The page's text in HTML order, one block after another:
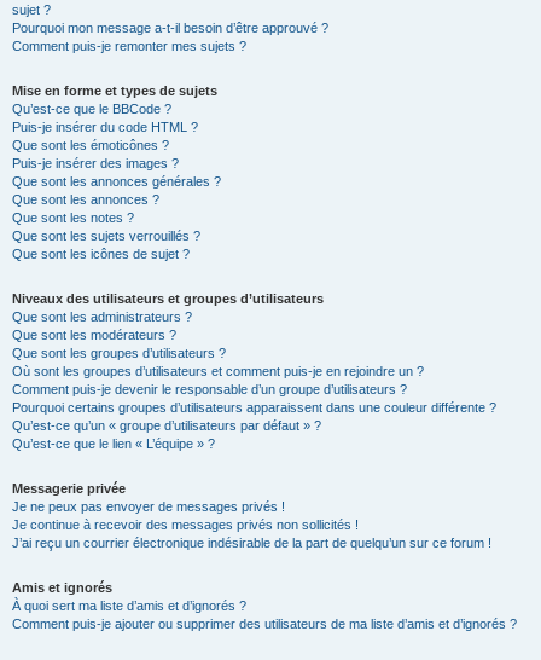
sujet ?
Pourquoi mon message a-t-il besoin d’être approuvé ?
Comment puis-je remonter mes sujets ?
Mise en forme et types de sujets
Qu’est-ce que le BBCode ?
Puis-je insérer du code HTML ?
Que sont les émoticônes ?
Puis-je insérer des images ?
Que sont les annonces générales ?
Que sont les annonces ?
Que sont les notes ?
Que sont les sujets verrouillés ?
Que sont les icônes de sujet ?
Niveaux des utilisateurs et groupes d’utilisateurs
Que sont les administrateurs ?
Que sont les modérateurs ?
Que sont les groupes d’utilisateurs ?
Où sont les groupes d’utilisateurs et comment puis-je en rejoindre un ?
Comment puis-je devenir le responsable d’un groupe d’utilisateurs ?
Pourquoi certains groupes d’utilisateurs apparaissent dans une couleur différente ?
Qu’est-ce qu’un « groupe d’utilisateurs par défaut » ?
Qu’est-ce que le lien « L’équipe » ?
Messagerie privée
Je ne peux pas envoyer de messages privés !
Je continue à recevoir des messages privés non sollicités !
J’ai reçu un courrier électronique indésirable de la part de quelqu’un sur ce forum !
Amis et ignorés
À quoi sert ma liste d’amis et d’ignorés ?
Comment puis-je ajouter ou supprimer des utilisateurs de ma liste d’amis et d’ignorés ?